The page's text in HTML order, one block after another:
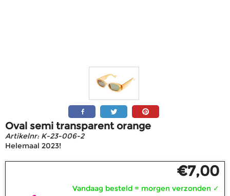
Oval semi transparent orange
Artikelnr: K-23-006-2
Helemaal 2023!
€7,00
Vandaag besteld = morgen verzonden ✓